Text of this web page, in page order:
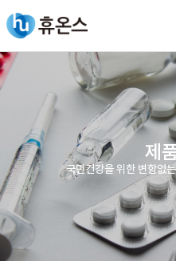
제
국민건강을 위한 변함없